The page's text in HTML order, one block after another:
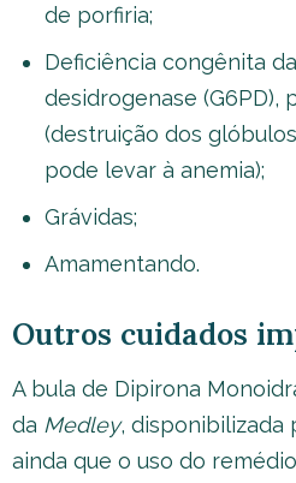
de porfiria;
Deficiência congênita
desidrogenase (G6PD),
(destruição dos
pode levar à anemia);
Grávidas;
Amamentando.
Outros cuidados
A bula de Dipirona
da Medley, disponibilizada
ainda que o uso do